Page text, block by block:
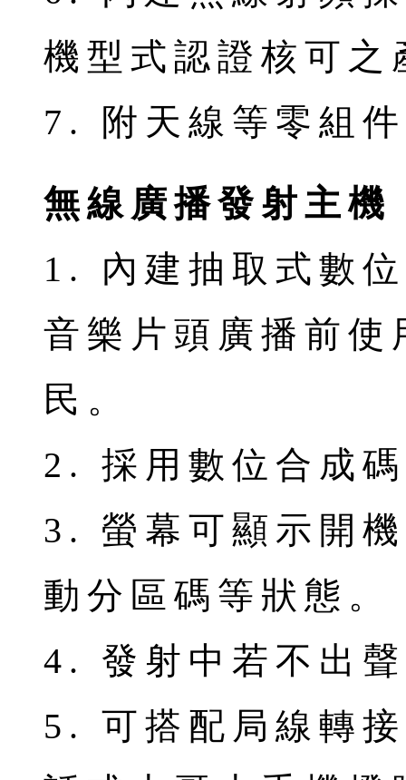
機型式認證核可之
7. 附天線等零組
無線廣播發射主機
1. 內建抽取式數
音樂片頭廣播前
民。
2. 採用數位合成
3. 螢幕可顯示開
動分區碼等狀態。
4. 發射中若不出
5. 可搭配局線轉